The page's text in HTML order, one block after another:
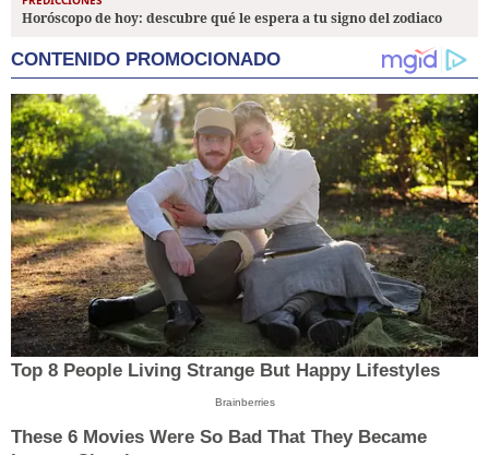
Horóscopo de hoy: descubre qué le espera a tu signo del zodiaco
CONTENIDO PROMOCIONADO
Top 8 People Living Strange But Happy Lifestyles
Brainberries
These 6 Movies Were So Bad That They Became